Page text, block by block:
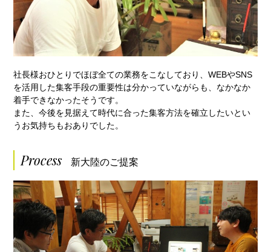
社長様おひとりでほぼ全ての業務をこなしており、WEBやSNS
を活用した集客手段の重要性は分かっていながらも、なかなか
着手できなかったそうです。
また、今後を見据えて時代に合った集客方法を確立したいとい
うお気持ちもおありでした。
Process 新大陸のご提案